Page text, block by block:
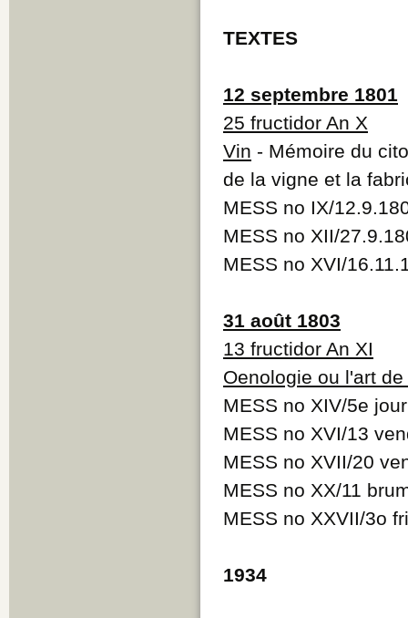
TEXTES
12 septembre 1801
25 fructidor An X
Vin - Mémoire du
de la vigne et la
MESS no IX/
MESS no XII/
MESS no XVI/
31 août 1803
13 fructidor An XI
Oenologie ou l'art
MESS no XIV/5e
MESS no XVI/13
MESS no XVII/20
MESS no XX/11
MESS no XXVII/3o
1934